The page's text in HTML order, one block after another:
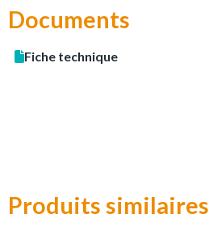
Documents
Fiche technique
Produits similaires